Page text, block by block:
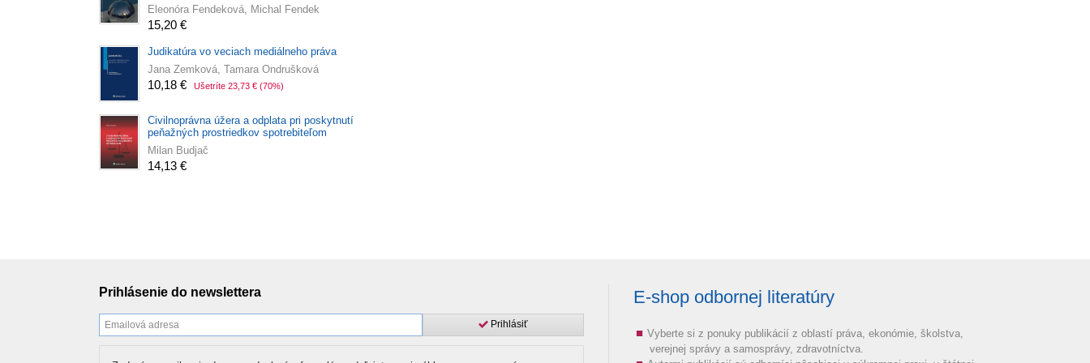
Eleonóra Fendeková, Michal Fendek
15,20 €
Judikatúra vo veciach mediálneho práva
Jana Zemková, Tamara Ondrušková
10,18 € Ušetríte 23,73 € (70%)
Civilnoprávna úžera a odplata pri poskytnutí
peňažných prostriedkov spotrebiteľom
Milan Budjač
14,13 €
Prihlásenie do newslettera
Prihlásiť
E-shop odbornej literatúry
Vyberte si z ponuky publikácií z oblastí práva, ekonómie, školstva,
verejnej správy a samosprávy, zdravotníctva.